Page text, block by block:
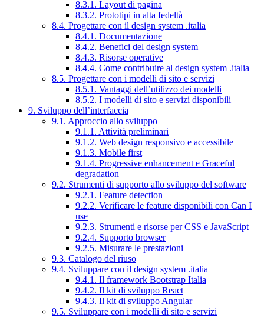
8.3.1. Layout di pagina
8.3.2. Prototipi in alta fedeltà
8.4. Progettare con il design system .italia
8.4.1. Documentazione
8.4.2. Benefici del design system
8.4.3. Risorse operative
8.4.4. Come contribuire al design system .italia
8.5. Progettare con i modelli di sito e servizi
8.5.1. Vantaggi dell’utilizzo dei modelli
8.5.2. I modelli di sito e servizi disponibili
9. Sviluppo dell’interfaccia
9.1. Approccio allo sviluppo
9.1.1. Attività preliminari
9.1.2. Web design responsivo e accessibile
9.1.3. Mobile first
9.1.4. Progressive enhancement e Graceful
degradation
9.2. Strumenti di supporto allo sviluppo del software
9.2.1. Feature detection
9.2.2. Verificare le feature disponibili con Can I
use
9.2.3. Strumenti e risorse per CSS e JavaScript
9.2.4. Supporto browser
9.2.5. Misurare le prestazioni
9.3. Catalogo del riuso
9.4. Sviluppare con il design system .italia
9.4.1. Il framework Bootstrap Italia
9.4.2. Il kit di sviluppo React
9.4.3. Il kit di sviluppo Angular
9.5. Sviluppare con i modelli di sito e servizi